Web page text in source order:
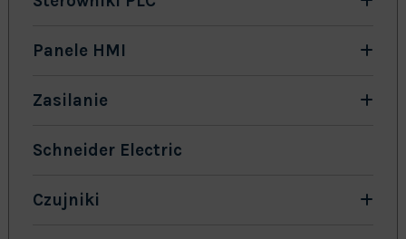
Panele HMI
Zasilanie
Schneider Electric
Czujniki